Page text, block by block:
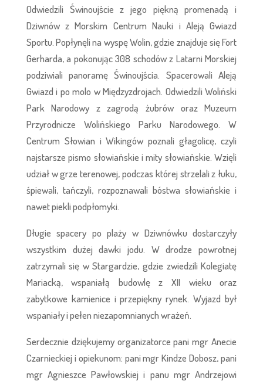
Odwiedzili Świnoujście z jego piękną promenadą i
Dziwnów z Morskim Centrum Nauki i Aleją Gwiazd
Sportu. Popłynęli na wyspę Wolin, gdzie znajduje się Fort
Gerharda, a pokonując 308 schodów z Latarni Morskiej
podziwiali panoramę Świnoujścia. Spacerowali Aleją
Gwiazd i po molo w Międzyzdrojach. Odwiedzili Woliński
Park Narodowy z zagrodą żubrów oraz Muzeum
Przyrodnicze Wolińskiego Parku Narodowego. W
Centrum Słowian i Wikingów poznali głagolicę, czyli
najstarsze pismo słowiańskie i mity słowiańskie. Wzięli
udział w grze terenowej, podczas której strzelali z łuku,
śpiewali, tańczyli, rozpoznawali bóstwa słowiańskie i
nawet piekli podpłomyki.
Długie spacery po plaży w Dziwnówku dostarczyły
wszystkim dużej dawki jodu. W drodze powrotnej
zatrzymali się w Stargardzie, gdzie zwiedzili Kolegiatę
Mariacką, wspaniałą budowlę z XII wieku oraz
zabytkowe kamienice i przepiękny rynek. Wyjazd był
wspaniały i pełen niezapomnianych wrażeń.
Serdecznie dziękujemy organizatorce pani mgr Anecie
Czarnieckiej i opiekunom: pani mgr Kindze Dobosz, pani
mgr Agnieszce Pawłowskiej i panu mgr Andrzejowi